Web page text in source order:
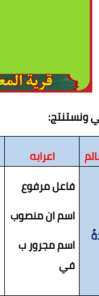
ونستنتج:
اعرابه
فاعل مرفوع
اسم ان منصوب
اسم مجرور ب
في